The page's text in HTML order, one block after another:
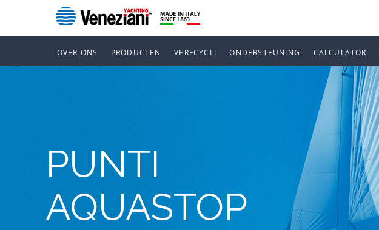
OVER ONS PRODUCTEN VERFCYCLI ONDERSTEUNING CALCULATOR
PUNTI
AQUASTOP